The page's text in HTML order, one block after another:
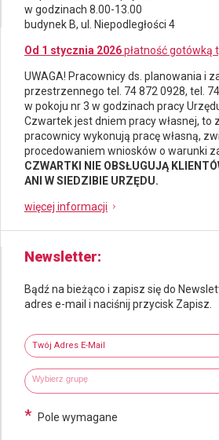
w godzinach 8.00-13.00
budynek B, ul. Niepodległości 4
Od 1 stycznia 2026płatność gotówką
UWAGA! Pracownicy ds. planowania i
przestrzennego tel. 74 872 0928, tel.
w pokoju nr 3 w godzinach pracy
Czwartek jest dniem pracy własnej, to
pracownicy wykonują pracę własną,
procedowaniem wniosków o warunki
CZWARTKI NIE OBSŁUGUJĄ
ANI W SIEDZIBIE URZĘDU.
więcej informacji
Newsletter
Bądź na bieżąco i zapisz się do
adres e-mail i naciśnij przycisk Zapisz.
Twój adres e-mail
Wybierz grupy tematyczne
Wpisz wyszukiwaną fraze
* Pole wymagane